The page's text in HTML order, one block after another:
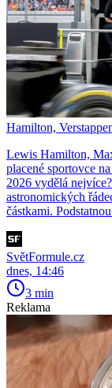
Hamilton,
Lewis Hamilton,
placené sportovce
2026 vydělá
astronomických
částkami.
SvětFormule.cz
dnes, 14:46
3 min
Reklama